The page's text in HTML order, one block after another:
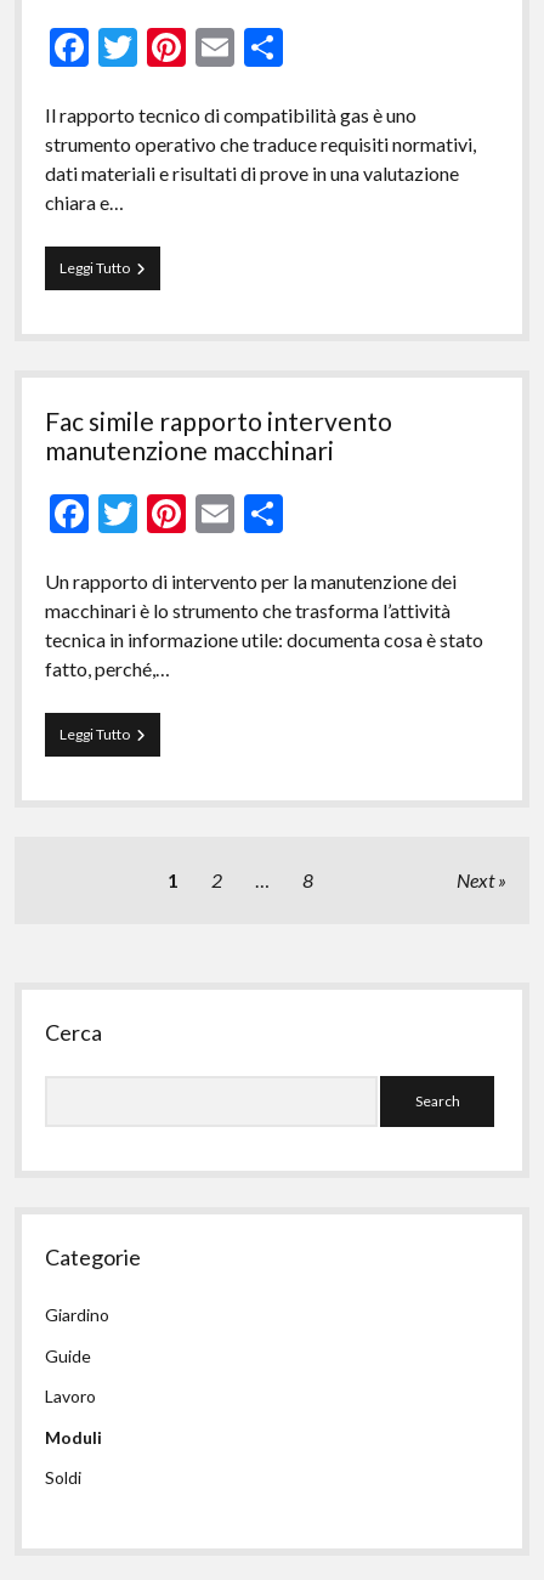
F
e
b
o
o
k
T
itt
er
Pi
er
es
E
ai
l
C
n
di
Il rapporto tecnico di compatibilità gas è uno
strumento operativo che traduce requisiti normativi,
dati materiali e risultati di prove in una valutazione
chiara e…
Leggi TuttoFac
simile
tecnico
compatibilità
Fac simile rapporto intervento
manutenzione macchinari​
F
e
b
o
o
k
T
itt
er
Pi
er
es
E
ai
l
C
n
di
Un rapporto di intervento per la manutenzione dei
macchinari è lo strumento che trasforma l’attività
tecnica in informazione utile: documenta cosa è stato
fatto, perché,…
Leggi TuttoFac
simile
intervento
Paginazione1 2 … 8 Next
Sidebar
Cerca
Categorie
Giardino
Guide
Lavoro
Moduli
Soldi